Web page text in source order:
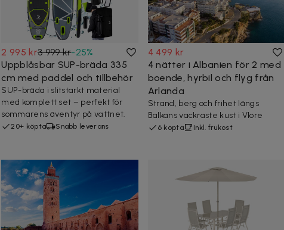
2 995 kr3 999 kr-25%
Uppblåsbar SUP-bräda 335
cm med paddel och tillbehör
SUP-bräda i slitstarkt material
med komplett set – perfekt för
sommarens äventyr på vattnet.
20+ köpta Snabb leverans
4 499 kr
4 nätter i Albanien för 2 med
boende, hyrbil och flyg från
Arlanda
Strand, berg och frihet längs
Balkans vackraste kust i Vlore
6 köpta Inkl. frukost